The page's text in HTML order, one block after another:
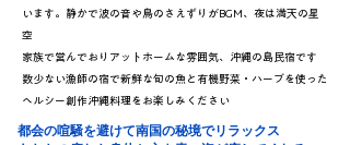
います。静かで波の音や鳥のさえずりがBGM、夜は満天の星
空
家族で営んでおりアットホームな雰囲気、沖縄の島民宿です
数少ない漁師の宿で新鮮な旬の魚と有機野菜・ハーブを使った
ヘルシー創作沖縄料理をお楽しみください
都会の喧騒を避けて南国の秘境でリラックス